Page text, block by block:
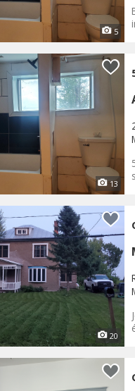
5
13
20